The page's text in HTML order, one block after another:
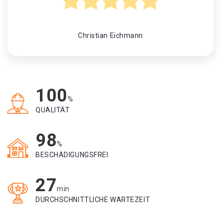
Christian Eichmann
100%
QUALITÄT
98%
BESCHÄDIGUNGSFREI
27min
DURCHSCHNITTLICHE WARTEZEIT